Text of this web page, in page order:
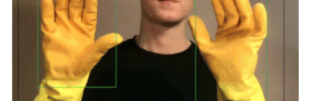
                },
                {
                    "Name": "LEFT_HAND",
                    "Confidence": 98.09618377685547,
                    "EquipmentDetections": []
                },
                {